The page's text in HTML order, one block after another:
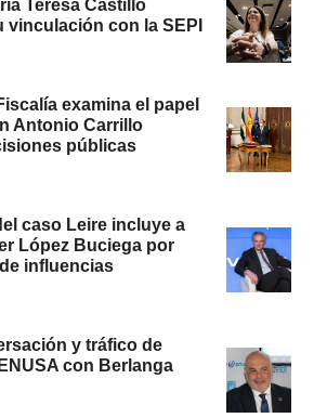
Teresa Castillo
vinculación con la SEPI
examina el papel
Antonio Carrillo
públicas
caso Leire incluye a
López Buciega por
influencias
y tráfico de
con Berlanga